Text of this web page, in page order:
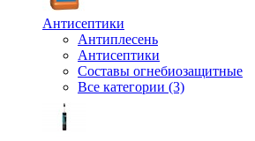
Антисептики
Антиплесень
Антисептики
Составы огнебиозащитные
Все категории (3)